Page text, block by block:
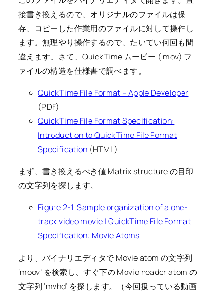
接書き換えるので、オリジナルのファイルは保
存、コピーした作業用のファイルに対して操作し
ます。無理やり操作するので、たいてい何回も間
違えます。さて、QuickTime ムービー (.mov) フ
ァイルの構造を仕様書で調べます。
QuickTime File Format – Apple Developer
(PDF)
QuickTime File Format Specification:
Introduction to QuickTime File Format
Specification (HTML)
まず、書き換えるべき値 Matrix structure の目印
の文字列を探します。
Figure 2-1 Sample organization of a one-
track video movie | QuickTime File Format
Specification: Movie Atoms
より、バイナリエディタで Movie atom の文字列
‘moov’ を検索し、すぐ下の Movie header atom の
文字列 ‘mvhd’ を探します。（今回扱っている動画